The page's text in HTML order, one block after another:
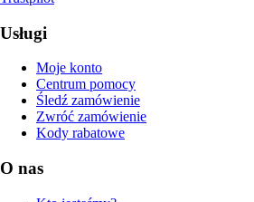
Usługi
Moje konto
Centrum pomocy
Śledź zamówienie
Zwróć zamówienie
Kody rabatowe
O nas